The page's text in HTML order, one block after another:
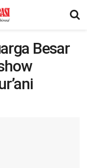
Besar